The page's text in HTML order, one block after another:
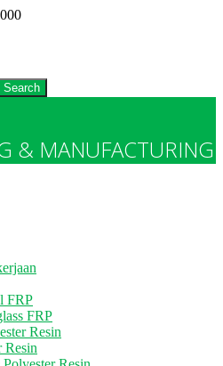
& MANUFACTURING
FRP
FRP
Resin
Resin